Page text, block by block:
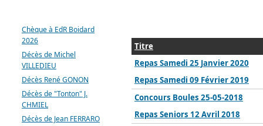
Titre
Repas Samedi 25 Janvier 2020
Repas Samedi 09 Février 2019
Concours Boules 25-05-2018
Repas Seniors 12 Avril 2018
Chèque à EdR Boidard
2026
Décès de Michel
VILLEDIEU
Décès René GONON
Décès de "Tonton" J.
CHMIEL
Décès de Jean FERRARO